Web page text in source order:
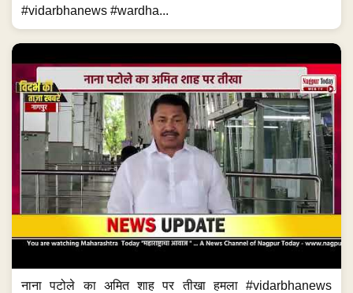
#vidarbhanews #wardha...
नाना पटोले का अमित शाह पर तीखा हमला #vidarbhanews